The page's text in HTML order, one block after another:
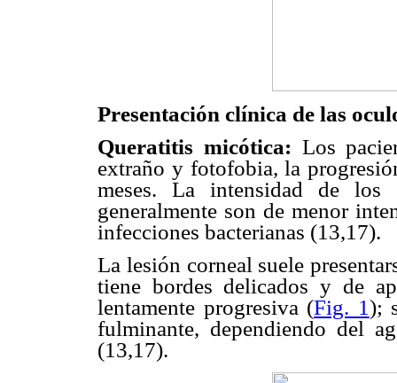
Presentación clínica de las
Queratitis micótica: Los
extraño y fotofobia, la
meses. La intensidad de los
generalmente son de menor
infecciones bacterianas (13,17).
La lesión corneal suele
tiene bordes delicados y de
lentamente progresiva (Fig. 1);
fulminante, dependiendo del
(13,17).